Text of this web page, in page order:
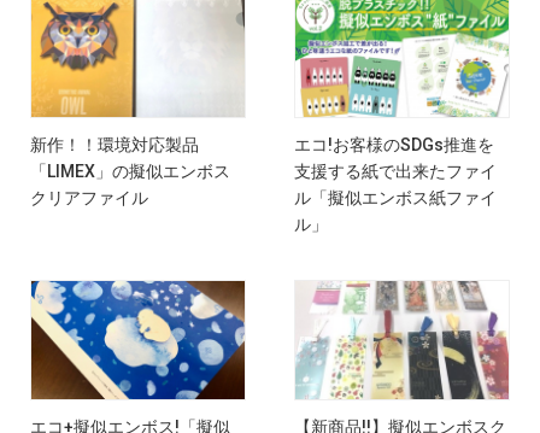
新作！！環境対応製品
「LIMEX」の擬似エンボス
クリアファイル
エコ!お客様のSDGs推進を
支援する紙で出来たファイ
ル「擬似エンボス紙ファイ
ル」
エコ+擬似エンボス!「擬似
【新商品!!】擬似エンボスク